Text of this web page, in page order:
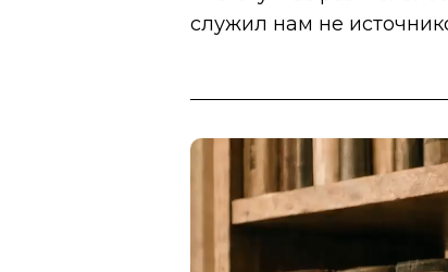
служил нам не